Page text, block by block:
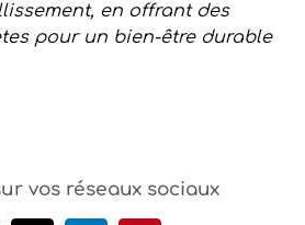
en offrant des
pour un bien-être durable
vos réseaux sociaux